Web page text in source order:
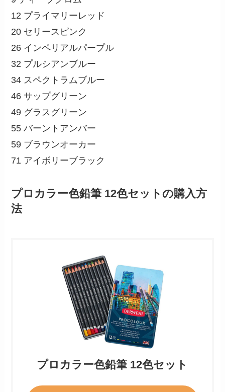
12 プライマリーレッド
20 セリースピンク
26 インペリアルパープル
32 プルシアンブルー
34 スペクトラムブルー
46 サップグリーン
49 グラスグリーン
55 バーントアンバー
59 ブラウンオーカー
71 アイボリーブラック
プロカラー色鉛筆 12色セットの購入方
法
プロカラー色鉛筆 12色セット